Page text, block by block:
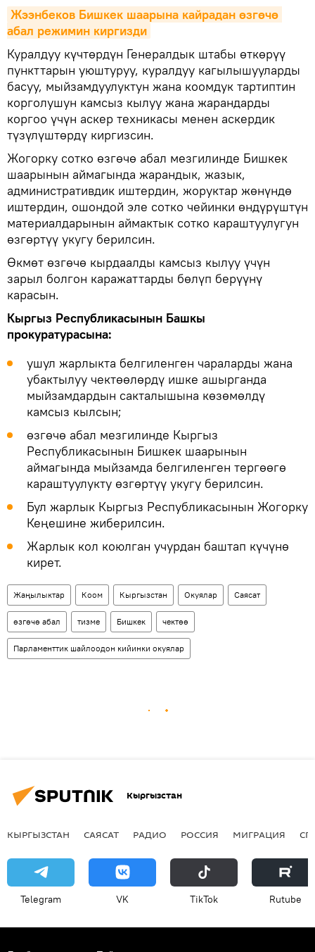
Жээнбеков Бишкек шаарына кайрадан өзгөчө
абал режимин киргизди
Куралдуу күчтөрдүн Генералдык штабы өткөрүү
пункттарын уюштуруу, куралдуу кагылышууларды
басуу, мыйзамдуулуктун жана коомдук тартиптин
корголушун камсыз кылуу жана жарандарды
коргоо үчүн аскер техникасы менен аскердик
түзүлүштөрдү киргизсин.
Жогорку сотко өзгөчө абал мезгилинде Бишкек
шаарынын аймагында жарандык, жазык,
административдик иштердин, жоруктар жөнүндө
иштердин, ошондой эле сотко чейинки өндүрүштүн
материалдарынын аймактык сотко караштуулугун
өзгөртүү укугу берилсин.
Өкмөт өзгөчө кырдаалды камсыз кылуу үчүн
зарыл болгон каражаттарды бөлүп берүүнү
карасын.
Кыргыз Республикасынын Башкы
прокуратурасына:
ушул жарлыкта белгиленген чараларды жана
убактылуу чектөөлөрдү ишке ашырганда
мыйзамдардын сакталышына көзөмөлдү
камсыз кылсын;
өзгөчө абал мезгилинде Кыргыз
Республикасынын Бишкек шаарынын
аймагында мыйзамда белгиленген тергөөгө
караштуулукту өзгөртүү укугу берилсин.
Бул жарлык Кыргыз Республикасынын Жогорку
Кеңешине жиберилсин.
Жарлык кол коюлган учурдан баштап күчүнө
кирет.
Жаңылыктар Коом Кыргызстан Окуялар Саясат
өзгөчө абал тизме Бишкек чектөө
Парламенттик шайлоодон кийинки окуялар
Кыргызстан
КЫРГЫЗСТАН САЯСАТ РАДИО РОССИЯ МИГРАЦИЯ
Telegram VK ТikТоk Rutube